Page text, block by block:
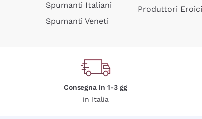
Spumanti Italiani
Spumanti Veneti
Produttori Eroici
Consegna in 1-3 gg
in Italia